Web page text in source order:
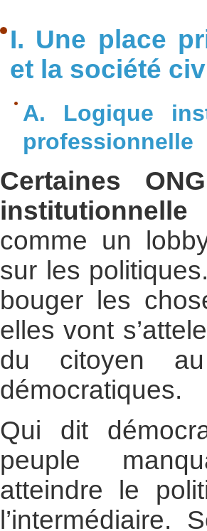
I. Une place
et la société
A. Logique
professionnelle
Certaines
institutionnelle
comme un
sur les
bouger les
elles vont
du citoyen
démocratiques.
Qui dit
peuple
atteindre le
l’intermédiaire.